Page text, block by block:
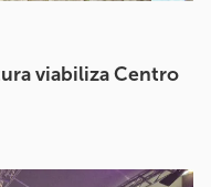
viabiliza Centro